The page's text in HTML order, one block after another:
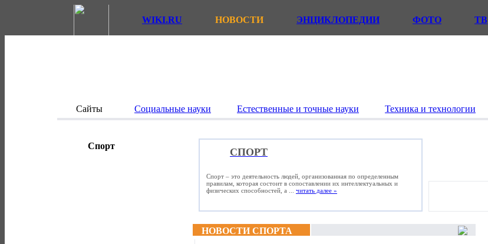
WIKI.RU НОВОСТИ ЭНЦИКЛОПЕДИИ ФОТО ТВ
Сайты Социальные науки Естественные и точные науки Техника и технологии
Спорт
СПОРТ
Спорт – это деятельность людей, организованная по определенным
правилам, которая состоит в сопоставлении их интеллектуальных и
физических способностей, а ... читать далее »
НОВОСТИ СПОРТА